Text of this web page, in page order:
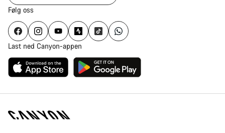
Følg oss
Last ned Canyon-appen